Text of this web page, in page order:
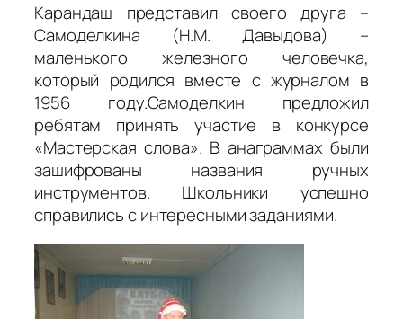
Карандаш представил своего друга –
Самоделкина (Н.М. Давыдова) –
маленького железного человечка,
который родился вместе с журналом в
1956 году.Самоделкин предложил
ребятам принять участие в конкурсе
«Мастерская слова». В анаграммах были
зашифрованы названия ручных
инструментов. Школьники успешно
справились с интересными заданиями.